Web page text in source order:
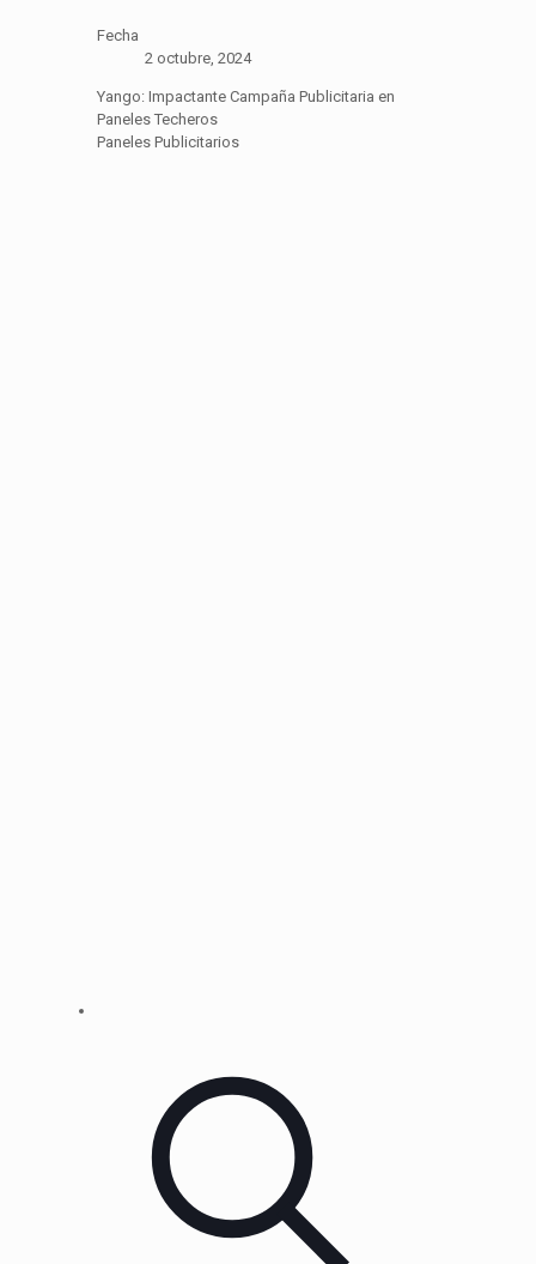
Fecha
2 octubre, 2024
Yango: Impactante Campaña Publicitaria en
Paneles Techeros
Paneles Publicitarios